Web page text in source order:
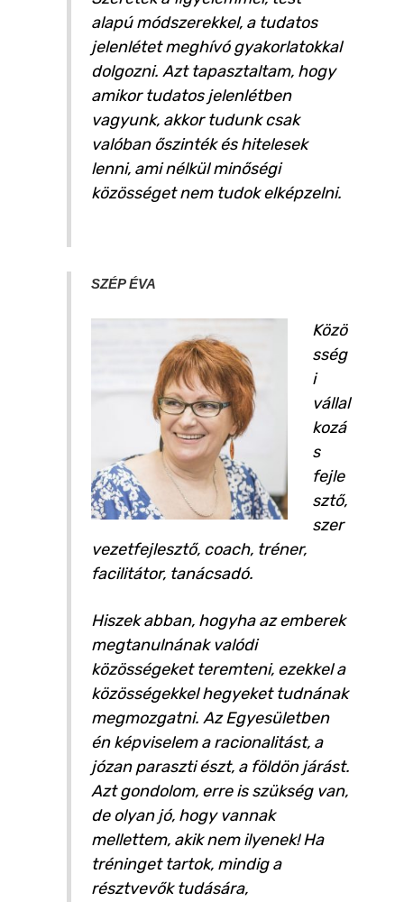
alapú módszerekkel, a tudatos
jelenlétet meghívó gyakorlatokkal
dolgozni. Azt tapasztaltam, hogy
amikor tudatos jelenlétben
vagyunk, akkor tudunk csak
valóban őszinték és hitelesek
lenni, ami nélkül minőségi
közösséget nem tudok elképzelni.
SZÉP ÉVA
Közö
sség
i
vállal
kozá
s
fejle
sztő,
szer
vezetfejlesztő, coach, tréner,
facilitátor, tanácsadó.
Hiszek abban, hogyha az emberek
megtanulnának valódi
közösségeket teremteni, ezekkel a
közösségekkel hegyeket tudnának
megmozgatni. Az Egyesületben
én képviselem a racionalitást, a
józan paraszti észt, a földön járást.
Azt gondolom, erre is szükség van,
de olyan jó, hogy vannak
mellettem, akik nem ilyenek! Ha
tréninget tartok, mindig a
résztvevők tudására,